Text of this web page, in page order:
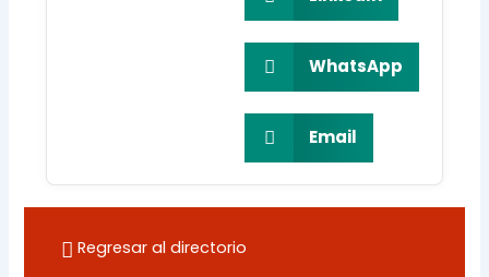
WhatsApp
Email
Regresar al directorio